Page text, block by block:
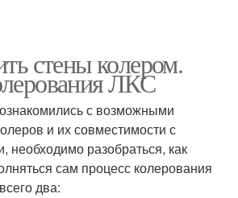
стены колером.
ЛКС
с возможными
и их совместимости с
необходимо разобраться, как
сам процесс колерования
два: